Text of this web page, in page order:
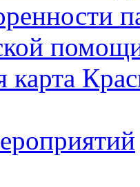
карта